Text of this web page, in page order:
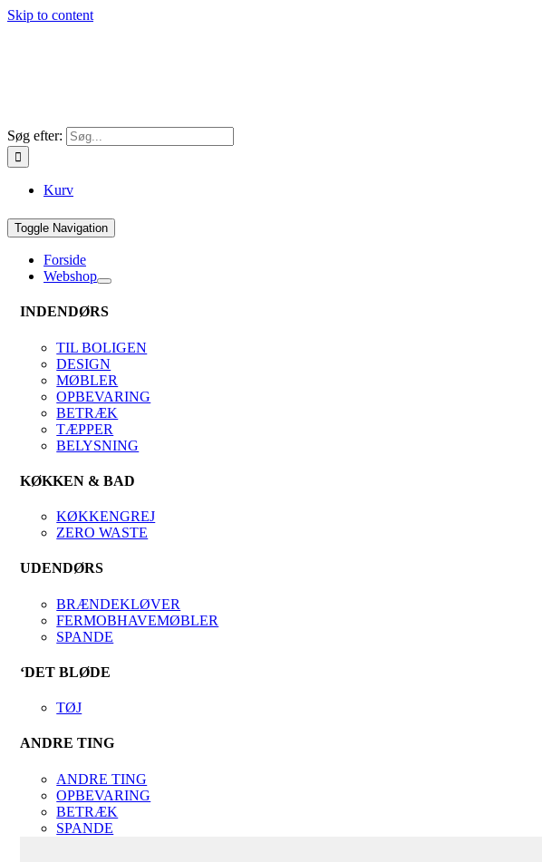
Skip to content
Søg efter:
Kurv
Toggle Navigation
Forside
Webshop
INDENDØRS
TIL BOLIGEN
DESIGN
MØBLER
OPBEVARING
BETRÆK
TÆPPER
BELYSNING
KØKKEN & BAD
KØKKENGREJ
ZERO WASTE
UDENDØRS
BRÆNDEKLØVER
FERMOBHAVEMØBLER
SPANDE
‘DET BLØDE
TØJ
ANDRE TING
ANDRE TING
OPBEVARING
BETRÆK
SPANDE